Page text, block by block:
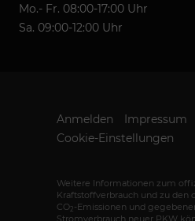
Mo.- Fr. 08:00-17:00 Uhr
Sa. 09:00-12:00 Uhr
Anmelden Impressum
Cookie-Einstellungen
Weitere Informationen zum
Kraftstoffverbrauch und zu den
CO2 -Emissionen und